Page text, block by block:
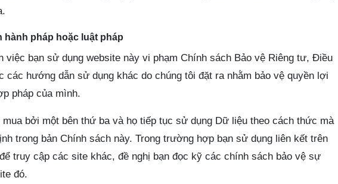
hành pháp hoặc luật pháp
việc bạn sử dụng website này vi phạm Chính sách Bảo vệ Riêng tư, Điều
các hướng dẫn sử dụng khác do chúng tôi đặt ra nhằm bảo vệ quyền lợi
pháp của mình.
bởi một bên thứ ba và họ tiếp tục sử dụng Dữ liệu theo cách thức mà
trong bản Chính sách này. Trong trường hợp bạn sử dụng liên kết trên
truy cập các site khác, đề nghị bạn đọc kỹ các chính sách bảo vệ sự
đó.